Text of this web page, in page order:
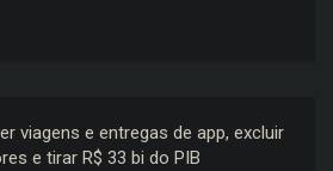
viagens e entregas de app, excluir
e tirar R$ 33 bi do PIB